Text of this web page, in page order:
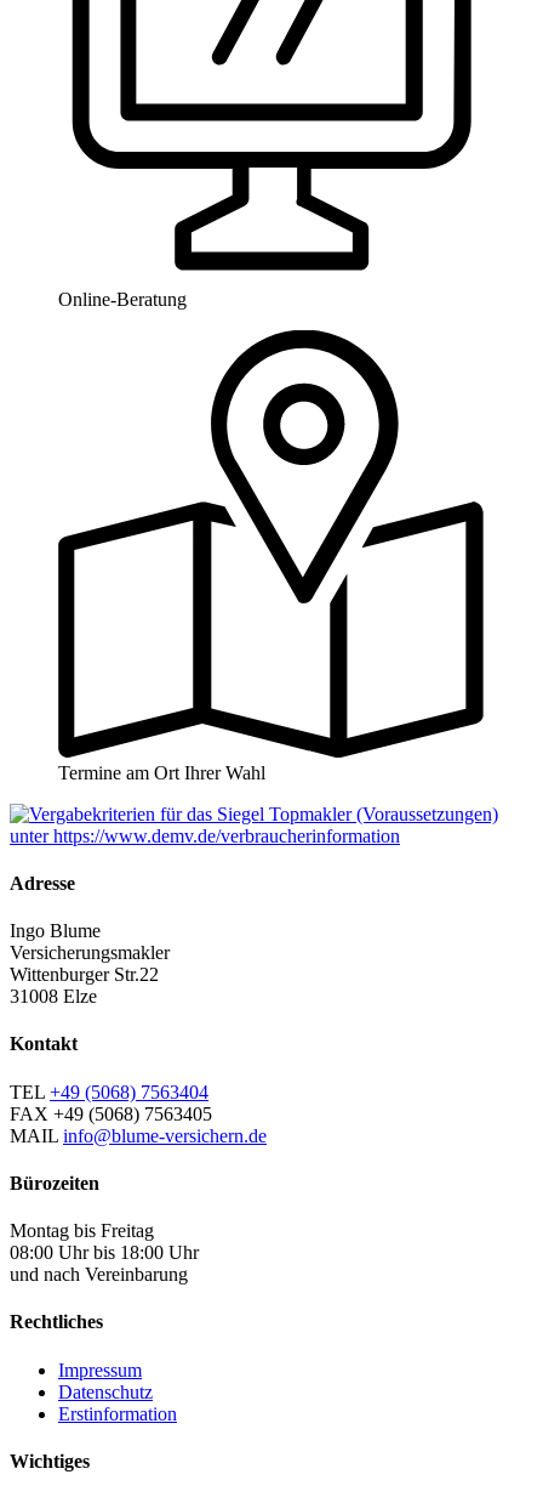
Online-Beratung
Termine am Ort Ihrer Wahl
Adresse
Ingo Blume
Versicherungsmakler
Wittenburger Str.22
31008 Elze
Kontakt
TEL +49 (5068) 7563404
FAX +49 (5068) 7563405
MAIL info@blume-versichern.de
Bürozeiten
Montag bis Freitag
08:00 Uhr bis 18:00 Uhr
und nach Vereinbarung
Rechtliches
Impressum
Datenschutz
Erstinformation
Wichtiges